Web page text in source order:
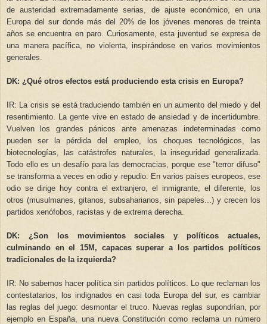
de austeridad extremadamente serias, de ajuste económico, en una
Europa del sur donde más del 20% de los jóvenes menores de treinta
años se encuentra en paro. Curiosamente, esta juventud se expresa de
una manera pacífica, no violenta, inspirándose en varios movimientos
generales.
DK: ¿Qué otros efectos está produciendo esta crisis en Europa?
IR: La crisis se está traduciendo también en un aumento del miedo y del
resentimiento. La gente vive en estado de ansiedad y de incertidumbre.
Vuelven los grandes pánicos ante amenazas indeterminadas como
pueden ser la pérdida del empleo, los choques tecnológicos, las
biotecnologías, las catástrofes naturales, la inseguridad generalizada.
Todo ello es un desafío para las democracias, porque ese "terror difuso"
se transforma a veces en odio y repudio. En varios países europeos, ese
odio se dirige hoy contra el extranjero, el inmigrante, el diferente, los
otros (musulmanes, gitanos, subsaharianos, sin papeles...) y crecen los
partidos xenófobos, racistas y de extrema derecha.
DK: ¿Son los movimientos sociales y políticos actuales,
culminando en el 15M, capaces superar a los partidos políticos
tradicionales de la izquierda?
IR: No sabemos hacer política sin partidos políticos. Lo que reclaman los
contestatarios, los indignados en casi toda Europa del sur, es cambiar
las reglas del juego: desmontar el truco. Nuevas reglas supondrían, por
ejemplo en España, una nueva Constitución como reclama un número